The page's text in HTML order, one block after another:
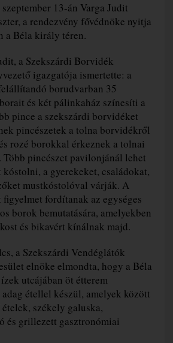
13-án Varga Judit
a rendezvény fővédnöke nyitja
a Béla király téren.
a Szekszárdi Borvidék
igazgatója ismertette: a
borudvarban 35
és két pálinkaház színesíti a
pince a szekszárdi borvidéket
pincészetek a tolna borvidékről
rozé borokkal érkeznek a tolnai
Több pincészet pavilonjánál lehet
a gyerekeket, családokat,
mustkóstolóval várják. A
fordítanak az egységes
borok bemutatására, amelyekben
és bikavért kínálnak majd.
a Szekszárdi Vendéglátók
elnöke elmondta, hogy a Béla
utcájában öt étterem
étellel készül, amelyek között
székely galuska,
és grillezett gasztronómiai